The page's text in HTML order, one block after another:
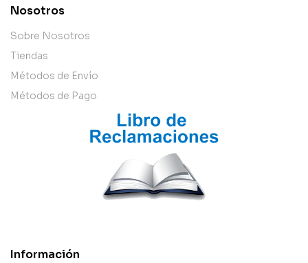
Nosotros
Sobre Nosotros
Tiendas
Métodos de Envío
Métodos de Pago
Información